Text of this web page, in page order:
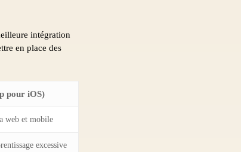
intégration
en place des
pour iOS)
web et mobile
excessive